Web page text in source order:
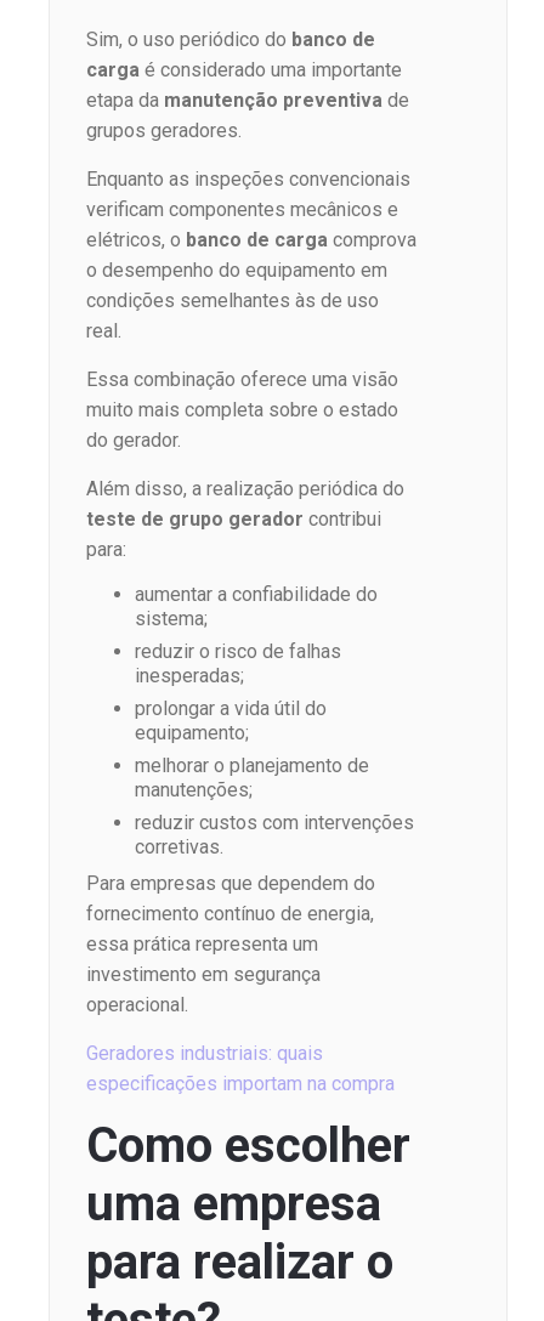
Sim, o uso periódico do banco de
carga é considerado uma importante
etapa da manutenção preventiva de
grupos geradores.
Enquanto as inspeções convencionais
verificam componentes mecânicos e
elétricos, o banco de carga comprova
o desempenho do equipamento em
condições semelhantes às de uso
real.
Essa combinação oferece uma visão
muito mais completa sobre o estado
do gerador.
Além disso, a realização periódica do
teste de grupo gerador contribui
para:
aumentar a confiabilidade do
sistema;
reduzir o risco de falhas
inesperadas;
prolongar a vida útil do
equipamento;
melhorar o planejamento de
manutenções;
reduzir custos com intervenções
corretivas.
Para empresas que dependem do
fornecimento contínuo de energia,
essa prática representa um
investimento em segurança
operacional.
Geradores industriais: quais
especificações importam na compra
Como escolher
uma empresa
para realizar o